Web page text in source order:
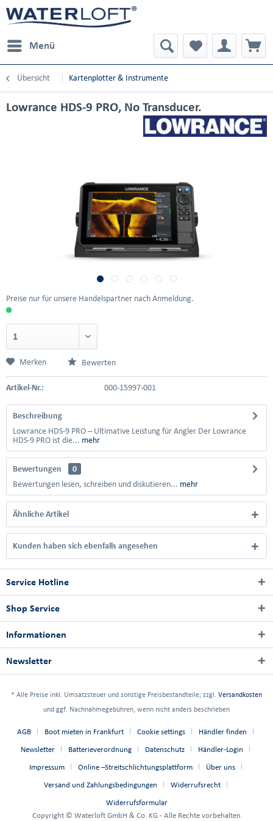
Menü
Übersicht Kartenplotter & Instrumente
Lowrance HDS-9 PRO, No Transducer.
Preise nur für unsere Handelspartner nach Anmeldung.
Merken Bewerten
Artikel-Nr.: 000-15997-001
Beschreibung
Lowrance HDS-9 PRO – Ultimative Leistung für Angler Der Lowrance
HDS-9 PRO ist die... mehr
Bewertungen
0
Bewertungen lesen, schreiben und diskutieren... mehr
Ähnliche Artikel
Kunden haben sich ebenfalls angesehen
Service Hotline
Shop Service
Informationen
Newsletter
* Alle Preise inkl. Umsatzsteuer und sonstige Preisbestandteile; zzgl. Versandkosten
und ggf. Nachnahmegebühren, wenn nicht anders beschrieben
AGB Boot mieten in Frankfurt Cookie settings Händler finden
Newsletter Batterieverordnung Datenschutz Händler-Login
Impressum Online –Streitschlichtungsplattform Über uns
Versand und Zahlungsbedingungen Widerrufsrecht
Widerrufsformular
Copyright © Waterloft GmbH & Co. KG - Alle Rechte vorbehalten